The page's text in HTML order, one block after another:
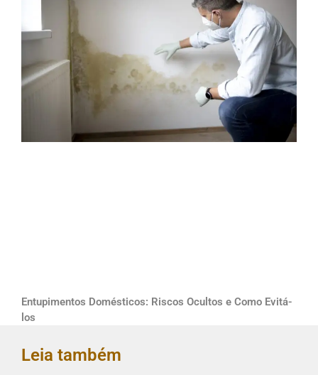
Entupimentos Domésticos: Riscos Ocultos e Como Evitá-
los
Leia também